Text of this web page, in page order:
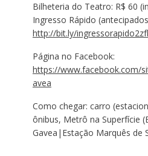
Bilheteria do Teatro: R$ 60
Ingresso Rápido
http://bit.ly/
Página no Facebook:
https://www.facebook.com/
avea
Como chegar: carro
ônibus, Metrô na Superfície
Gavea|Estação Marquês de